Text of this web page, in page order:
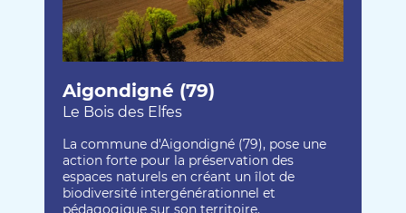
Aigondigné (79)
Le Bois des Elfes
La commune d'Aigondigné (79), pose une
action forte pour la préservation des
espaces naturels en créant un îlot de
biodiversité intergénérationnel et
pédagogique sur son territoire.